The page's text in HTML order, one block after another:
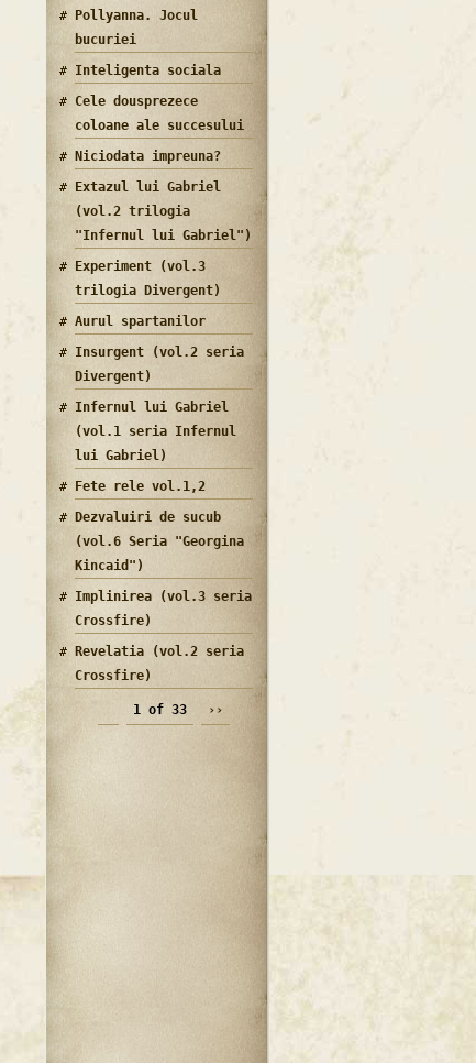
Pollyanna. Jocul
bucuriei
Inteligenta sociala
Cele dousprezece
coloane ale succesului
Niciodata impreuna?
Extazul lui Gabriel
(vol.2 trilogia
"Infernul lui Gabriel")
Experiment (vol.3
trilogia Divergent)
Aurul spartanilor
Insurgent (vol.2 seria
Divergent)
Infernul lui Gabriel
(vol.1 seria Infernul
lui Gabriel)
Fete rele vol.1,2
Dezvaluiri de sucub
(vol.6 Seria "Georgina
Kincaid")
Implinirea (vol.3 seria
Crossfire)
Revelatia (vol.2 seria
Crossfire)
1 of 33 ››